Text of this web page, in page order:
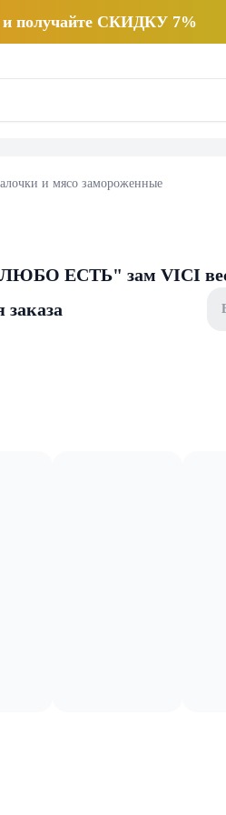
получайте СКИДКУ 7%
и мясо замороженные
ЕСТЬ" зам VICI вес
заказа